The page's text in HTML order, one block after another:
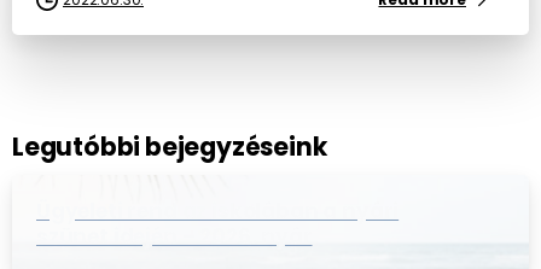
Legutóbbi bejegyzéseink